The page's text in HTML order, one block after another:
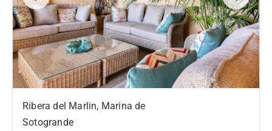
Previous Next
Ribera del Marlin, Marina de
Sotogrande